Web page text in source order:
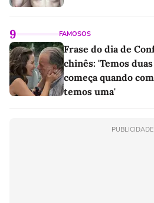
9 FAMOSOS
Frase do dia de
chinês: 'Temos
começa quando
temos uma'
PUBLICIDADE